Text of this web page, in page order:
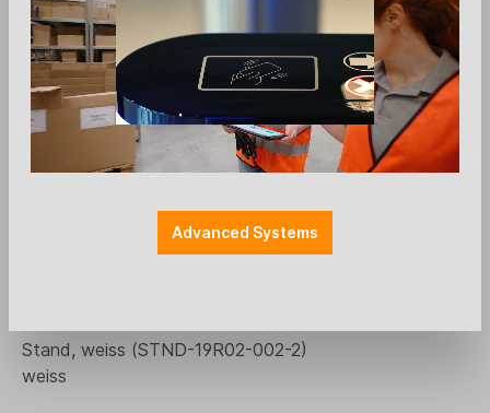
Honeywell 1400g (Voyager XP) - USB-
Honeywell 1400g (Voyager XP) - USB-Kit
Stand, weiss (STND-19R02-002-2)
weiss
Advanced Systems